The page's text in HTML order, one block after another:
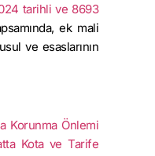
tarihli ve 8693
ek mali
ve esaslarının
Korunma Önlemi
Kota ve Tarife